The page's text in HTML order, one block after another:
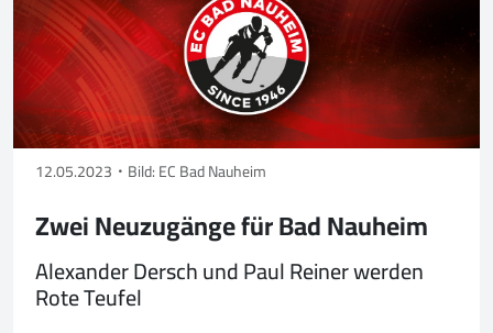
12.05.2023 Bild: EC Bad Nauheim
Zwei Neuzugänge für Bad Nauheim
Alexander Dersch und Paul Reiner werden
Rote Teufel